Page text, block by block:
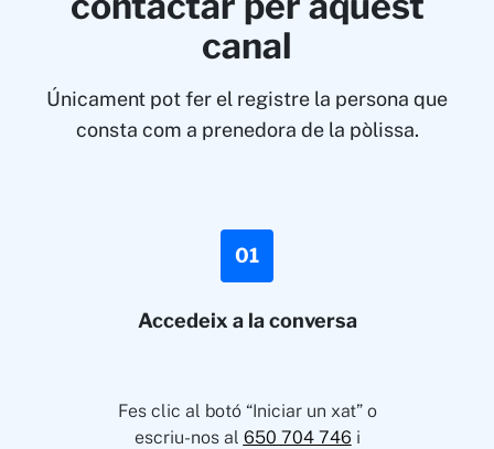
canal
Únicament pot fer el registre la persona que
consta com a prenedora de la pòlissa.
01
Accedeix a la conversa
Fes clic al botó “Iniciar un xat” o
escriu-nos al 650 704 746 i